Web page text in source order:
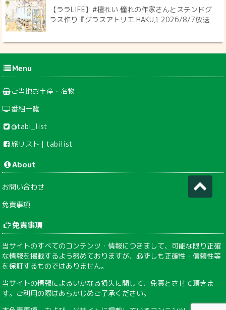
【ララLIFE】#檀れい 憧れの作家さんとステンドグ
ラス作り『グラスアトリエ HAKU』2026/8/7放送
Menu
ご当地お土産・名物
番組一覧
@tabi_list
旅リスト｜tabilist
About
お問い合わせ
免責事項
免責事項
当サイトのすべてのコンテンツ・情報につきまして、可能な限り正確
な情報を掲載するよう努めておりますが、必ずしも正確性・信頼性等
を保証するものではありません。
当サイトの情報によるいかなる損失に関して、免責とさせて頂きま
す。ご利用の際はあらかじめご了承ください。